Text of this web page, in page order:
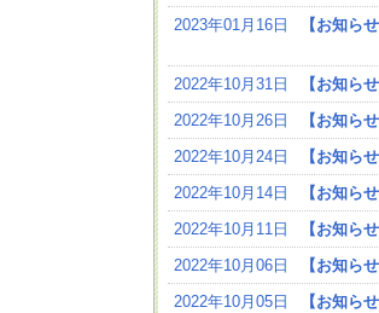
2023年01月16日
【お知ら
2022年10月31日
【お知ら
2022年10月26日
【お知ら
2022年10月24日
【お知ら
2022年10月14日
【お知ら
2022年10月11日
【お知ら
2022年10月06日
【お知ら
2022年10月05日
【お知ら